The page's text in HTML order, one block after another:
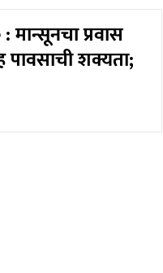
प्रवास
पावसाची शक्यता;